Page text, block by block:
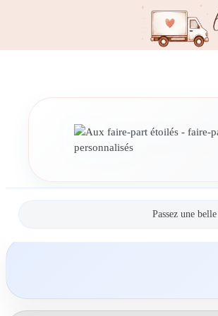
Passez une